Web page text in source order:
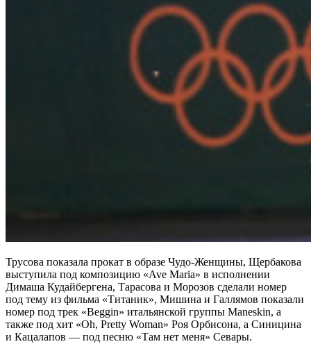
Трусова показала прокат в образе Чудо-Женщины, Щербакова
выступила под композицию «Ave Maria» в исполнении
Димаша Кудайбергена, Тарасова и Морозов сделали номер
под тему из фильма «Титаник», Мишина и Галлямов показали
номер под трек «Beggin» итальянской группы Maneskin, а
также под хит «Oh, Pretty Woman» Роя Орбисона, а Синицина
и Кацалапов — под песню «Там нет меня» Севары.